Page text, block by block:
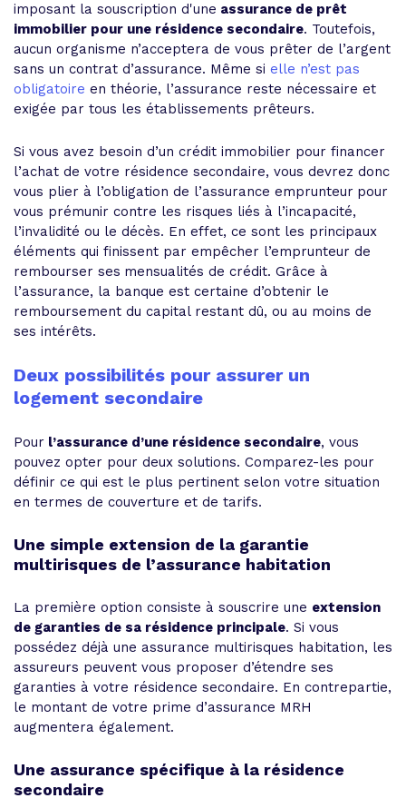
imposant la souscription d'une assurance de prêt
immobilier pour une résidence secondaire. Toutefois,
aucun organisme n’acceptera de vous prêter de l’argent
sans un contrat d’assurance. Même si elle n’est pas
obligatoire en théorie, l’assurance reste nécessaire et
exigée par tous les établissements prêteurs.
Si vous avez besoin d’un crédit immobilier pour financer
l’achat de votre résidence secondaire, vous devrez donc
vous plier à l’obligation de l’assurance emprunteur pour
vous prémunir contre les risques liés à l’incapacité,
l’invalidité ou le décès. En effet, ce sont les principaux
éléments qui finissent par empêcher l’emprunteur de
rembourser ses mensualités de crédit. Grâce à
l’assurance, la banque est certaine d’obtenir le
remboursement du capital restant dû, ou au moins de
ses intérêts.
Deux possibilités pour assurer un
logement secondaire
Pour l’assurance d’une résidence secondaire, vous
pouvez opter pour deux solutions. Comparez-les pour
définir ce qui est le plus pertinent selon votre situation
en termes de couverture et de tarifs.
Une simple extension de la garantie
multirisques de l’assurance habitation
La première option consiste à souscrire une extension
de garanties de sa résidence principale. Si vous
possédez déjà une assurance multirisques habitation, les
assureurs peuvent vous proposer d’étendre ses
garanties à votre résidence secondaire. En contrepartie,
le montant de votre prime d’assurance MRH
augmentera également.
Une assurance spécifique à la résidence
secondaire